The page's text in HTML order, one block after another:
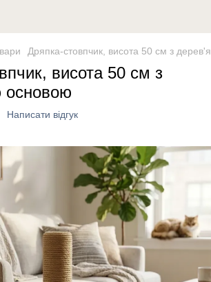
Дряпка-стовпчик, висота 50 см з
висота 50 см з
основою
Написати відгук